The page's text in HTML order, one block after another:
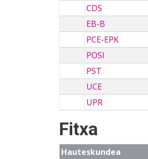
CDS
EB-B
PCE-EPK
POSI
PST
UCE
UPR
Fitxa
Hauteskundea